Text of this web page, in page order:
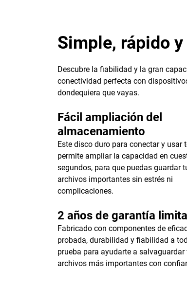
Simple, rápido
Descubre la fiabilidad y la gran
conectividad perfecta con
dondequiera que vayas.
Fácil ampliación del
almacenamiento
Este disco duro para conectar y usar
permite ampliar la capacidad en
segundos, para que puedas guardar
archivos importantes sin estrés ni
complicaciones.
2 años de garantía
Fabricado con componentes de
probada, durabilidad y fiabilidad a
prueba para ayudarte a salvaguardar
archivos más importantes con